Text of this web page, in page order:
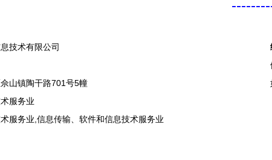
技术有限公司
佘山镇陶干路701号5幢
服务业
服务业,信息传输、软件和信息技术服务业